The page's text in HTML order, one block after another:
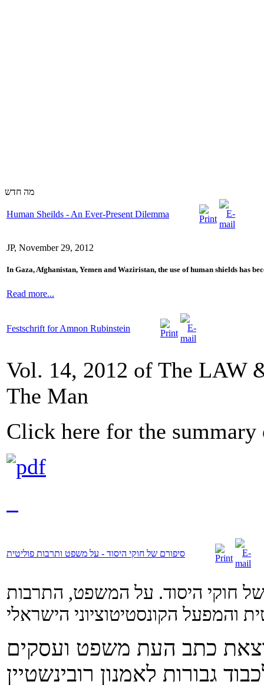
מה חדש
Human Sheilds - An Ever-Present Dilemma
JP, November 29, 2012
In Gaza, Afghanistan, Yemen and Waziristan, the use of human shields has
Read more...
Festschrift for Amnon Rubinstein
Vol. 14, 2012 of The LAW
The Man
Click here for the
סיפורם של חוקי היסוד - על משפט ותרבות פוליטית
של חוקי היסוד. על המשפט, התרבות
והמפעל הקונסטיטוציוני הישראלי
כתב העת משפט ועסקים
גבורות לאמנון רובינשטיין